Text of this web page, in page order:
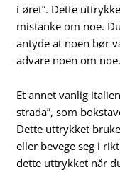
i øret”. Dette
mistanke om noe.
antyde at noen bør
advare noen om noe.
Et annet vanlig
strada”, som
Dette uttrykket
eller bevege seg i
dette uttrykket når